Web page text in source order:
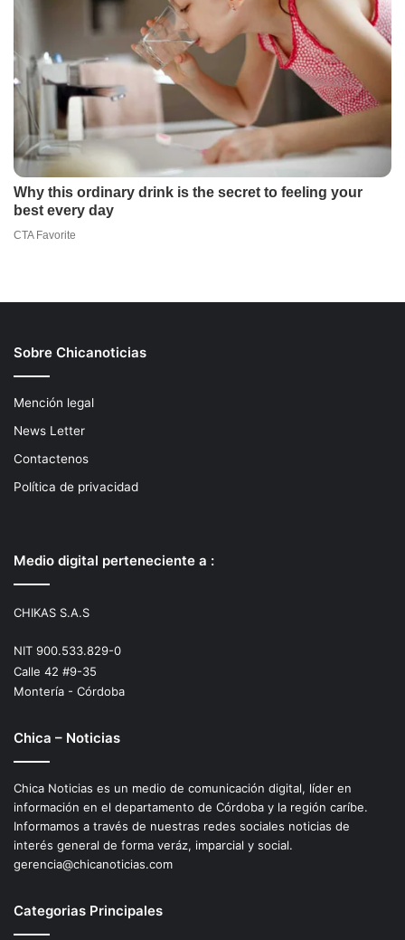
Sobre Chicanoticias
Mención legal
News Letter
Contactenos
Política de privacidad
Medio digital perteneciente a :
CHIKAS S.A.S
NIT 900.533.829-0
Calle 42 #9-35
Montería - Córdoba
Chica – Noticias
Chica Noticias es un medio de comunicación digital, líder en
información en el departamento de Córdoba y la región caríbe.
Informamos a través de nuestras redes sociales noticias de
interés general de forma veráz, imparcial y social.
gerencia@chicanoticias.com
Categorias Principales